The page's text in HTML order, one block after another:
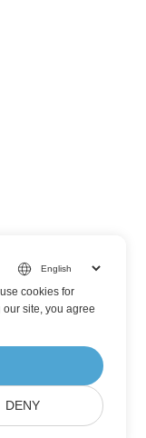
cookies for
site, you agree
DENY